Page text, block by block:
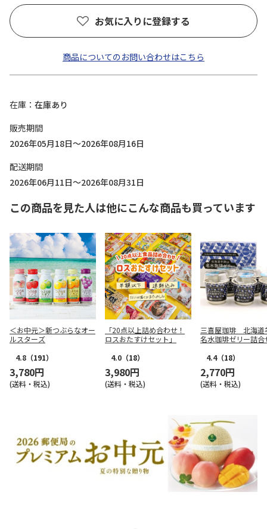
お気に入りに登録する
商品についてのお問い合わせはこちら
在庫
在庫あり
販売期間
2026年05月18日～2026年08月16日
配送期間
2026年06月11日～2026年08月31日
この商品を見た人は他にこんな商品も買っています
＜お中元＞新つぶらなオー
ルスターズ
4.8 （191）
3,780円
(送料・税込)
「20点以上詰め合わせ！
ロスおたすけセット」
4.0 （18）
3,980円
(送料・税込)
三喜屋珈琲 北海道
名水珈琲ゼリー詰
4.4（18）
2,770円
(送料・税込)